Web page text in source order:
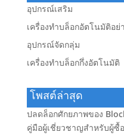
อุปกรณ์เสริม
เครื่องทำบล็อกอัตโนมัติอย่
อุปกรณ์จัดกลุ่ม
เครื่องทำบล็อกกึ่งอัตโนมัติ
โพสต์ล่าสุด
ปลดล็อกศักยภาพของ
คู่มือผู้เชี่ยวชาญสำหรับผู้ซื้